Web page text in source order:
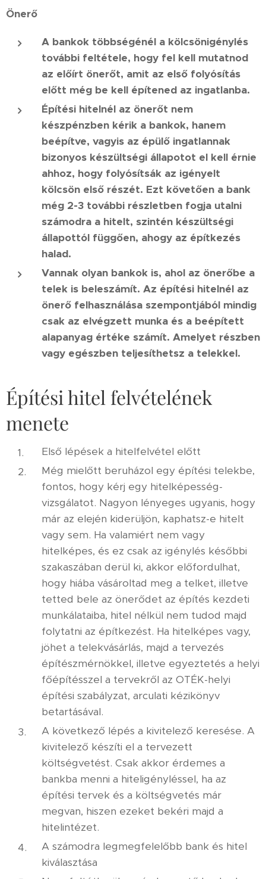
Önerő
A bankok többségénél a kölcsönigénylés
további feltétele, hogy fel kell mutatnod
az előírt önerőt, amit az első folyósítás
előtt még be kell építened az ingatlanba.
Építési hitelnél az önerőt nem
készpénzben kérik a bankok, hanem
beépítve, vagyis az épülő ingatlannak
bizonyos készültségi állapotot el kell érnie
ahhoz, hogy folyósítsák az igényelt
kölcsön első részét. Ezt követően a bank
még 2-3 további részletben fogja utalni
számodra a hitelt, szintén készültségi
állapottól függően, ahogy az építkezés
halad.
Vannak olyan bankok is, ahol az önerőbe a
telek is beleszámít. Az építési hitelnél az
önerő felhasználása szempontjából mindig
csak az elvégzett munka és a beépített
alapanyag értéke számít. Amelyet részben
vagy egészben teljesíthetsz a telekkel.
Építési hitel felvételének
menete
Első lépések a hitelfelvétel előtt
Még mielőtt beruházol egy építési telekbe,
fontos, hogy kérj egy hitelképesség-
vizsgálatot. Nagyon lényeges ugyanis, hogy
már az elején kiderüljön, kaphatsz-e hitelt
vagy sem. Ha valamiért nem vagy
hitelképes, és ez csak az igénylés későbbi
szakaszában derül ki, akkor előfordulhat,
hogy hiába vásároltad meg a telket, illetve
tetted bele az önerődet az építés kezdeti
munkálataiba, hitel nélkül nem tudod majd
folytatni az építkezést. Ha hitelképes vagy,
jöhet a telekvásárlás, majd a tervezés
építészmérnökkel, illetve egyeztetés a helyi
főépítésszel a tervekről az OTÉK-helyi
építési szabályzat, arculati kézikönyv
betartásával.
A következő lépés a kivitelező keresése. A
kivitelező készíti el a tervezett
költségvetést. Csak akkor érdemes a
bankba menni a hiteligényléssel, ha az
építési tervek és a költségvetés már
megvan, hiszen ezeket bekéri majd a
hitelintézet.
A számodra legmegfelelőbb bank és hitel
kiválasztása